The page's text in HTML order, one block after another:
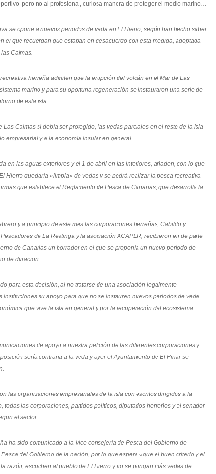
pero no al profesional, curiosa manera de proteger el medio marino…
se opone a nuevos periodos de veda en El Hierro, según han hecho saber
el que recuerdan que estaban en desacuerdo con esta medida, adoptada
Calmas.
herreña admiten que la erupción del volcán en el Mar de Las
marino y para su oportuna regeneración se instauraron una serie de
de esta isla.
Las Calmas sí debía ser protegido, las vedas parciales en el resto de la isla
empresarial y a la economía insular en general.
en las aguas exteriores y el 1 de abril en las interiores, añaden, con lo que
Hierro quedaría «limpia» de vedas y se podrá realizar la pesca recreativa
que establece el Reglamento de Pesca de Canarias, que desarrolla la
y a principio de este mes las corporaciones herreñas, Cabildo y
de La Restinga y la asociación ACAPER, recibieron en de parte
de Canarias un borrador en el que se proponía un nuevo periodo de
de duración.
para esta decisión, al no tratarse de una asociación legalmente
instituciones su apoyo para que no se instauren nuevos periodos de veda
que vive la isla en general y por la recuperación del ecosistema
de apoyo a nuestra petición de las diferentes corporaciones y
sería contraria a la veda y ayer el Ayuntamiento de El Pinar se
las organizaciones empresariales de la isla con escritos dirigidos a la
todas las corporaciones, partidos políticos, diputados herreños y el senador
el sector.
ha sido comunicado a la Vice consejería de Pesca del Gobierno de
del Gobierno de la nación, por lo que espera «que el buen criterio y el
razón, escuchen al pueblo de El Hierro y no se pongan más vedas de